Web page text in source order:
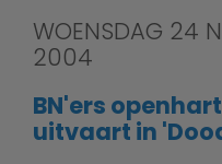
WOENSDAG 24
2004
BN'ers
uitvaart in